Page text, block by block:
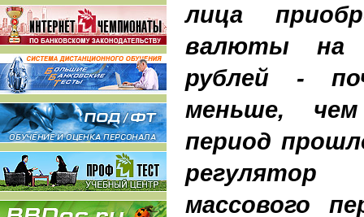
лица
валюты на
рублей -
меньше,
период
массового